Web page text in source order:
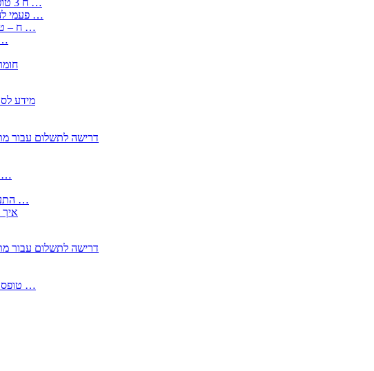
: בקשה לפטור מחובת התקנת מז;quot&ח 3 טופס מספר ים ב עותקים …
) ( פעמי להקלטת יצירות על מוצרים מכניים – טופס בקשה לאישור חד …
) 1998 ( לפי חוק חופש המידע התשנ;quot&ח – טופס בקשה לקבלת …
) 1998 ( לפי חוק חופש המידע
2350 –
2355 דרישה לתשלום
– לבעלי עסקים ובעולם העבודה EMDR מה הקשר בין חסמים …
, התעשייה , פיצויי מס רכוש בגין נזק עקיף לענפי המסחר החקלאות …
!?
2355 דרישה לתשלום
2513-2 טופס חדש הצהרה על העברה לחול הפטורה ממס בברכה גק …